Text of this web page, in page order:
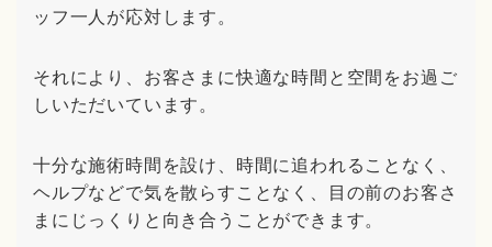
ッフ一人が応対します。
それにより、お客さまに快適な時間と空間をお過ご
しいただいています。
十分な施術時間を設け、時間に追われることなく、
ヘルプなどで気を散らすことなく、目の前のお客さ
まにじっくりと向き合うことができます。